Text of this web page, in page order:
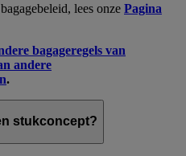
lees onze Pagina
bagageregels van
andere
.
stukconcept?